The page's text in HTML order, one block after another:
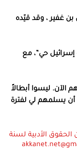
غفير ، وقد قيّده
حي”، مع
الآن. ليسوا أبطالاً
أن يسلمهم لي لفترة
بموجب بند 27 أ لقانون الحقوق الأدبية لسنة